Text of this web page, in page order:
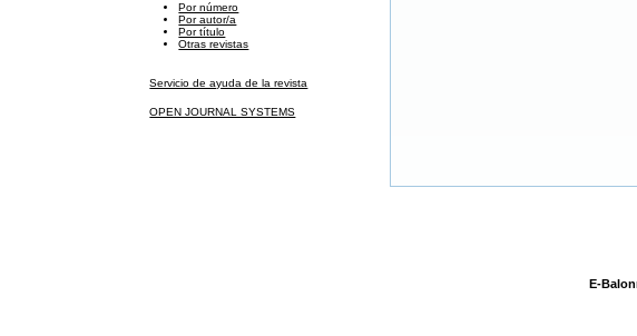
Por número
Por autor/a
Por título
Otras revistas
Servicio de ayuda de la revista
OPEN JOURNAL SYSTEMS
E-